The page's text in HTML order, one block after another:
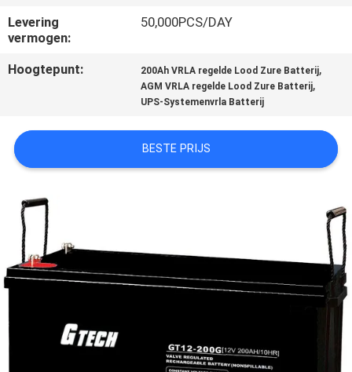
EEN
OFFERTE
SITEMAP
PRIVACYBELEID
Levering
vermogen:
50,000PCS/DAY
Hoogtepunt: 200Ah VRLA regelde Lood Zure Batterij,
AGM VRLA regelde Lood Zure Batterij,
UPS-Systemenvrla Batterij
BESTE PRIJS